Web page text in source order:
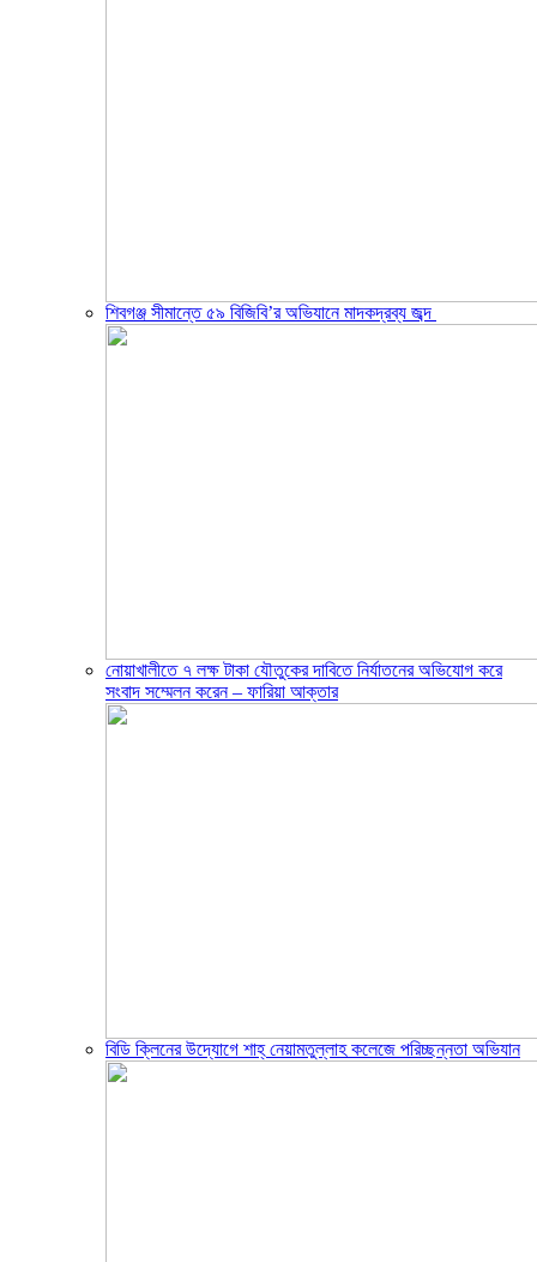
শিবগঞ্জ সীমান্তে ৫৯ বিজিবি’র অভিযানে মাদকদ্রব্য জব্দ ​
নোয়াখালীতে ৭ লক্ষ টাকা যৌতুকের দাবিতে নির্যাতনের অভিযোগ করে
সংবাদ সম্মেলন করেন – ফারিয়া আক্তার
বিডি ক্লিনের উদ্যোগে শাহ্ নেয়ামতুল্লাহ কলেজে পরিচ্ছন্নতা অভিযান